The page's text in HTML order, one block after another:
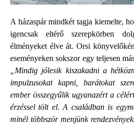
A házaspár mindkét tagja kiemelte,
igencsak eltérő szerepkörben
élményeket élve át. Orsi
eseményeken sokszor egy teljesen
„Mindig jólesik kiszakadni a
impulzusokat kapni, barátokat
ember összegyűlik ugyanazért a
érzéssel tölt el. A családban is
minél többször menjünk